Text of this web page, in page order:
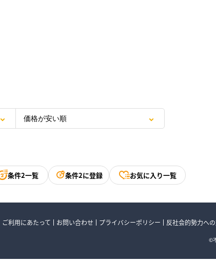
条件2一覧 条件2に登録 お気に入り一覧
ご利用にあたって お問い合わせ プライバシーポリシー 反社会的勢力へ
©